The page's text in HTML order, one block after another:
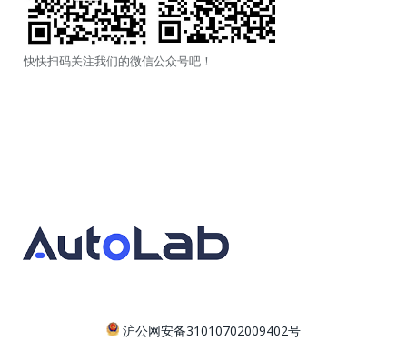
快快扫码关注我们的微信公众号吧！
沪公网安备31010702009402号